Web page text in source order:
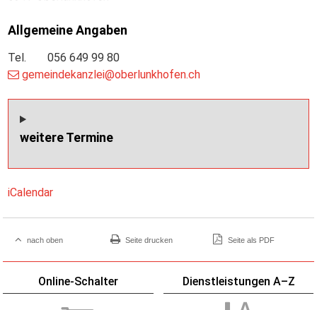
Allgemeine Angaben
Tel.
056 649 99 80
gemeindekanzlei@oberlunkhofen.ch
weitere Termine
iCalendar
nach oben Seite drucken Seite als PDF
Online-Schalter Dienstleistungen A–Z